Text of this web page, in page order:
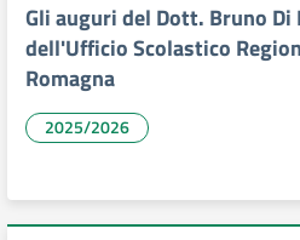
Gli auguri del Dott. Bruno
dell'Ufficio Scolastico
Romagna
2025/2026